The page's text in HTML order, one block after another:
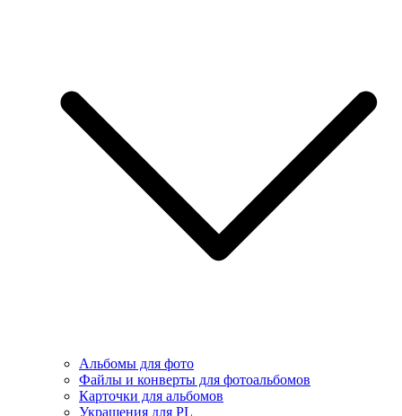
Альбомы для фото
Файлы и конверты для фотоальбомов
Карточки для альбомов
Украшения для PL